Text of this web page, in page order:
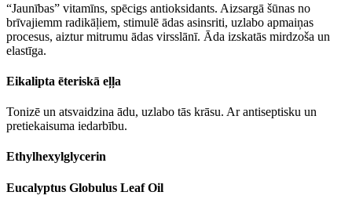
“Jaunības” vitamīns, spēcigs antioksidants. Aizsargā šūnas no
brīvajiemm radikāļiem, stimulē ādas asinsriti, uzlabo apmaiņas
procesus, aiztur mitrumu ādas virsslānī. Āda izskatās mirdzoša un
elastīga.
Eikalipta ēteriskā eļļa
Tonizē un atsvaidzina ādu, uzlabo tās krāsu. Ar antiseptisku un
pretiekaisuma iedarbību.
Ethylhexylglycerin
Eucalyptus Globulus Leaf Oil